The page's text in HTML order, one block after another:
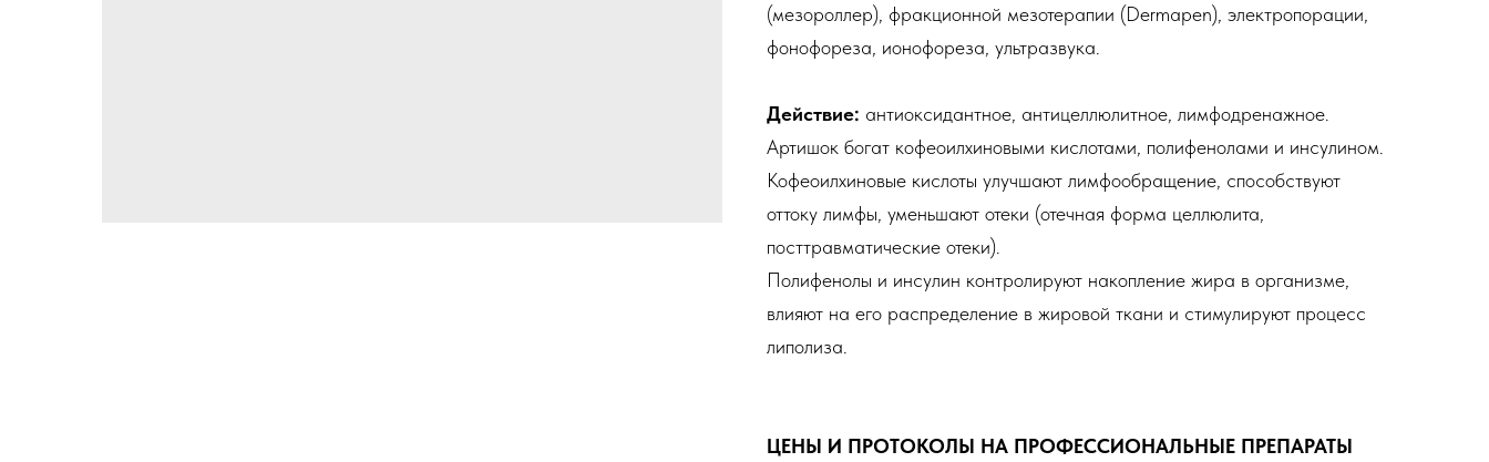
(мезороллер), фракционной мезотерапии (Dermapen), электропорации,
фонофореза, ионофореза, ультразвука.
Действие: антиоксидантное, антицеллюлитное, лимфодренажное.
Артишок богат кофеоилхиновыми кислотами, полифенолами и инсулином.
Кофеоилхиновые кислоты улучшают лимфообращение, способствуют
оттоку лимфы, уменьшают отеки (отечная форма целлюлита,
посттравматические отеки).
Полифенолы и инсулин контролируют накопление жира в организме,
влияют на его распределение в жировой ткани и стимулируют процесс
липолиза.
ЦЕНЫ И ПРОТОКОЛЫ НА ПРОФЕССИОНАЛЬНЫЕ ПРЕПАРАТЫ